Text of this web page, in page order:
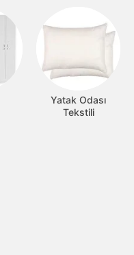
Yatak Odası
Tekstili